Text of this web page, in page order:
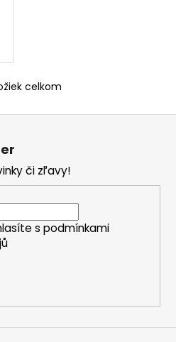
O
v
a
c
i
e
p
v
ý
celkom
či zľavy!
s podmínkami